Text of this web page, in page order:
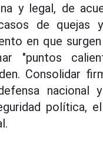
y legal, de
de quejas y
en que
"puntos
Consolidar
nacional y
política,